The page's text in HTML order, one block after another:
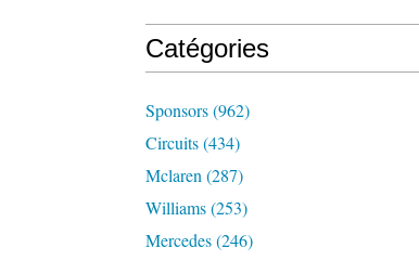
Catégories
Sponsors(962)
Circuits(434)
Mclaren (287)
Williams(253)
Mercedes(246)